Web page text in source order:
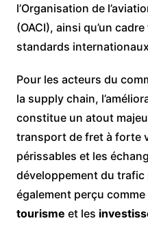
l’Organisation de
(OACI), ainsi qu’un
standards
Pour les acteurs du
la supply chain,
constitue un atout
transport de fret à forte
périssables et les
développement du
également perçu
tourisme et les